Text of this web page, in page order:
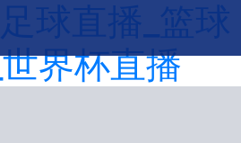
球直播_篮球
界杯直播